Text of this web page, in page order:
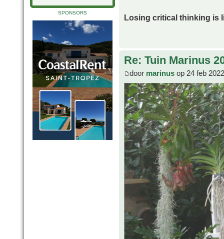
SPONSORS
Losing critical thinking is
Re: Tuin Marinus
door marinus op 24 feb